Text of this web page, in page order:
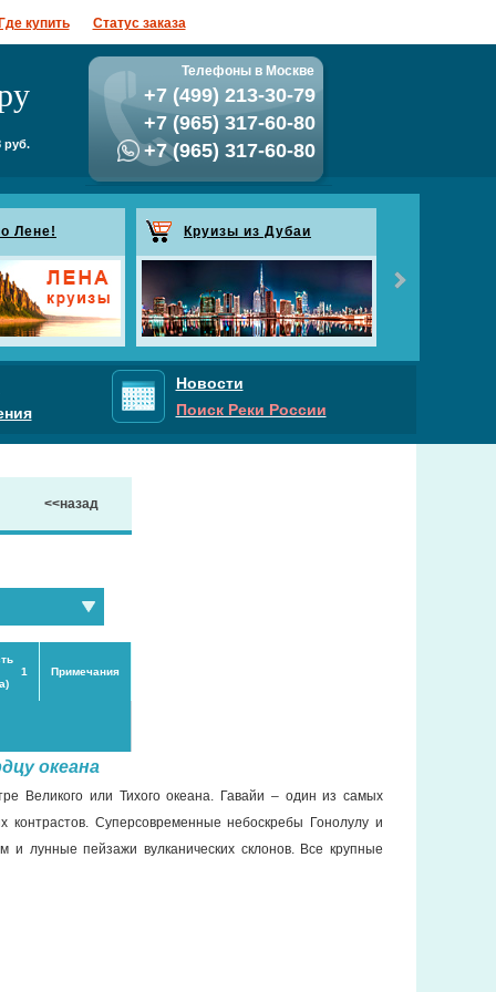
купить Статус заказа
руб.
Телефоны в Москве
+7 (499) 213-30-79
+7 (965) 317-60-80
+7 (965) 317-60-80
Лене! Круизы из Дубаи
Подпишитесь
будете
Новости
Поиск Реки России
<<назад
1
Примечания
океана
Великого или Тихого океана. Гавайи – один из самых
Суперсовременные небоскребы Гонолулу и
лунные пейзажи вулканических склонов. Все крупные